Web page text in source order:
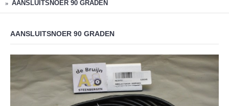
AANSLUITSNOER 90 GRADEN
AANSLUITSNOER 90 GRADEN